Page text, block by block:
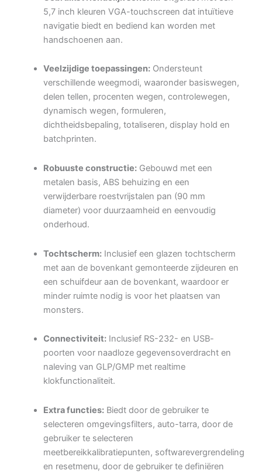
5,7 inch kleuren VGA-touchscreen dat intuïtieve
navigatie biedt en bediend kan worden met
handschoenen aan.
Veelzijdige toepassingen: Ondersteunt
verschillende weegmodi, waaronder basiswegen,
delen tellen, procenten wegen, controlewegen,
dynamisch wegen, formuleren,
dichtheidsbepaling, totaliseren, display hold en
batchprinten.
Robuuste constructie: Gebouwd met een
metalen basis, ABS behuizing en een
verwijderbare roestvrijstalen pan (90 mm
diameter) voor duurzaamheid en eenvoudig
onderhoud.
Tochtscherm: Inclusief een glazen tochtscherm
met aan de bovenkant gemonteerde zijdeuren en
een schuifdeur aan de bovenkant, waardoor er
minder ruimte nodig is voor het plaatsen van
monsters.
Connectiviteit: Inclusief RS-232- en USB-
poorten voor naadloze gegevensoverdracht en
naleving van GLP/GMP met realtime
klokfunctionaliteit.
Extra functies: Biedt door de gebruiker te
selecteren omgevingsfilters, auto-tarra, door de
gebruiker te selecteren
meetbereikkalibratiepunten, softwarevergrendeling
en resetmenu, door de gebruiker te definiëren